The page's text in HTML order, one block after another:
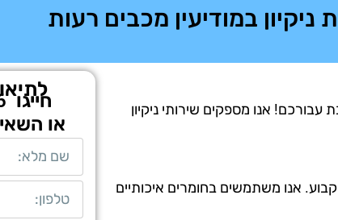
ניקיון במודיעין מכבים רעות
עבורכם! אנו מספקים שירותי ניקיון
אנו משתמשים בחומרים איכותיים
חייגו
או